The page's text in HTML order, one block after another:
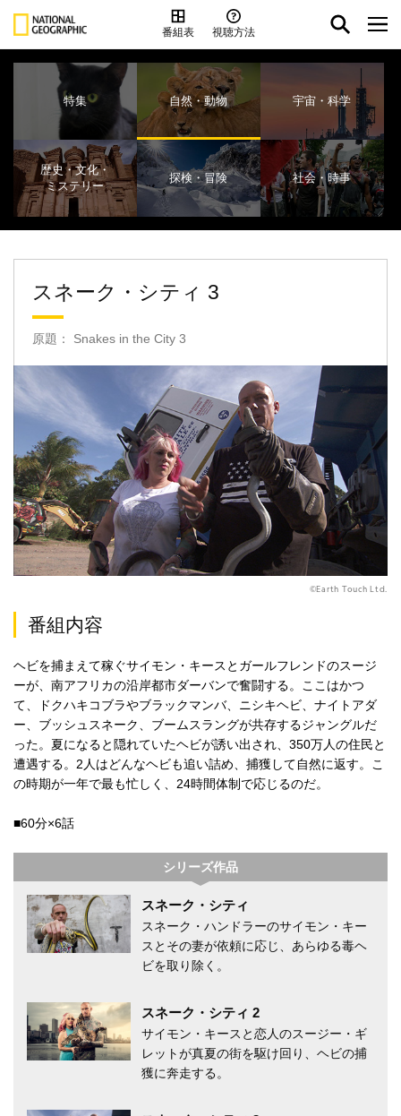
番組表 視聴方法
特集 自然・動物 宇宙・科学
歴史・文化・
ミステリー
探検・冒険 社会・時事
スネーク・シティ 3
原題： Snakes in the City 3
©Earth Touch Ltd.
番組内容
ヘビを捕まえて稼ぐサイモン・キースとガールフレンドのスージ
ーが、南アフリカの沿岸都市ダーバンで奮闘する。ここはかつ
て、ドクハキコブラやブラックマンバ、ニシキヘビ、ナイトアダ
ー、ブッシュスネーク、ブームスラングが共存するジャングルだ
った。夏になると隠れていたヘビが誘い出され、350万人の住民と
遭遇する。2人はどんなヘビも追い詰め、捕獲して自然に返す。こ
の時期が一年で最も忙しく、24時間体制で応じるのだ。
■60分×6話
シリーズ作品
スネーク・シティ
スネーク・ハンドラーのサイモン・キー
スとその妻が依頼に応じ、あらゆる毒ヘ
ビを取り除く。
スネーク・シティ 2
サイモン・キースと恋人のスージー・ギ
レットが真夏の街を駆け回り、ヘビの捕
獲に奔走する。